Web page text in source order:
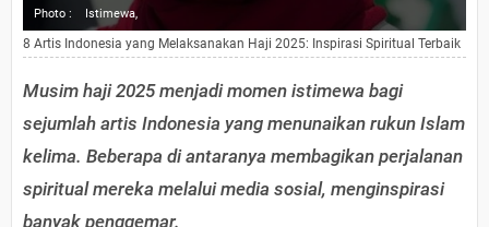
Photo : Istimewa,
8 Artis Indonesia yang Melaksanakan Haji 2025: Inspirasi Spiritual Terbaik
Musim haji 2025 menjadi momen istimewa bagi
sejumlah artis Indonesia yang menunaikan rukun Islam
kelima. Beberapa di antaranya membagikan perjalanan
spiritual mereka melalui media sosial, menginspirasi
banyak penggemar.